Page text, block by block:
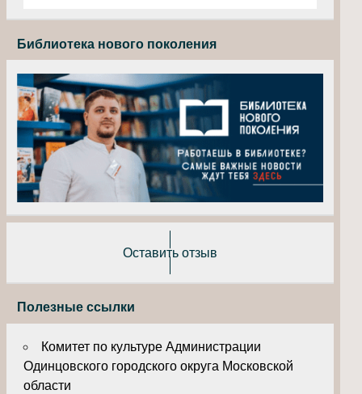
Библиотека нового поколения
Оставить отзыв
Полезные ссылки
Комитет по культуре Администрации
Одинцовского городского округа Московской
области